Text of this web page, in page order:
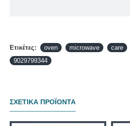
Ετικέτες: oven microwave care
9029799344
ΣΧΕΤΙΚΑ ΠΡΟΪΟΝΤΑ